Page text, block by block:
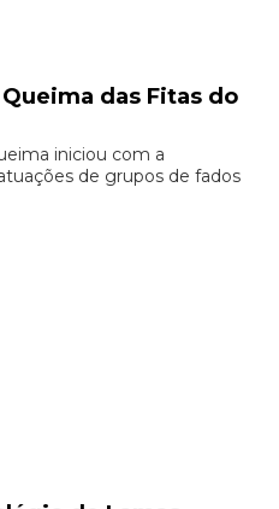
das Fitas do
iniciou com a
de grupos de fados